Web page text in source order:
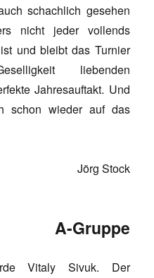
schachlich gesehen
nicht jeder vollends
und bleibt das Turnier
liebenden
Jahresauftakt. Und
schon wieder auf das
Jörg Stock
A-Gruppe
Vitaly Sivuk. Der